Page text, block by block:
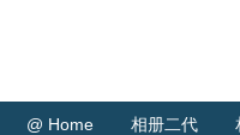
@ Home 相册二代